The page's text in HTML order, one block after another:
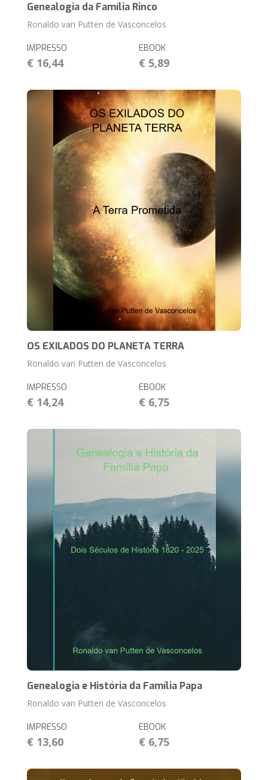
Genealogia da Família Rinco
Ronaldo van Putten de Vasconcelos
IMPRESSO
€ 16,44
EBOOK
€ 5,89
OS EXILADOS DO PLANETA TERRA
Ronaldo van Putten de Vasconcelos
IMPRESSO
€ 14,24
EBOOK
€ 6,75
Genealogia e História da Família Papa
Ronaldo van Putten de Vasconcelos
IMPRESSO
€ 13,60
EBOOK
€ 6,75